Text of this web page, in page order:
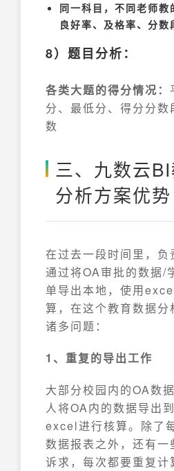
同一科目，不同老师教
良好率、及格率、分数
8）题目分析：
各类大题的得分情况：
分、最低分、得分分数
数
三、九数云
分析方案优势
在过去一段时间里，负
通过将OA审批的数据/
单导出本地，使用
算，在这个教育数据分
诸多问题：
1、重复的导出工作
大部分校园内的OA数
人将OA内的数据导出
excel进行核算。除了
数据报表之外，还有一
诉求，每次都要重复计